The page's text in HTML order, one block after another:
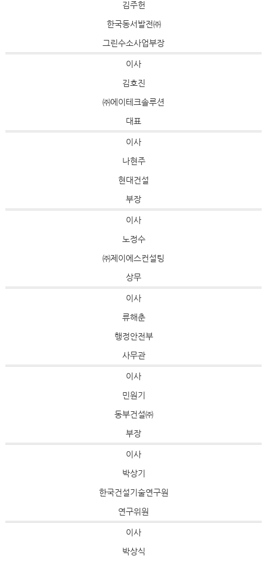
김주헌
한국동서발전㈜
그린수소사업부장
이사
김호진
㈜에이테크솔루션
대표
이사
나현주
현대건설
부장
이사
노정수
㈜제이에스컨설팅
상무
이사
류해춘
행정안전부
사무관
이사
민원기
동부건설㈜
부장
이사
박상기
한국건설기술연구원
연구위원
이사
박상식